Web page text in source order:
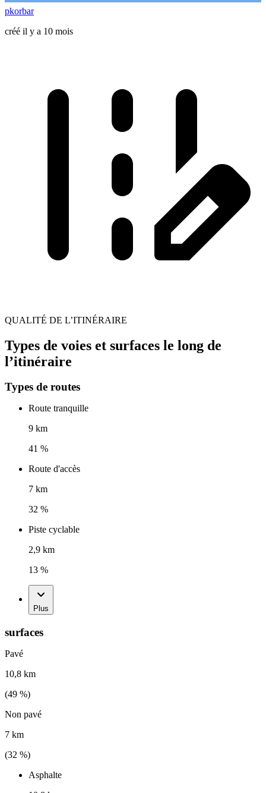
pkorbar
créé il y a 10 mois
QUALITÉ DE L’ITINÉRAIRE
Types de voies et surfaces le long de
l’itinéraire
Types de routes
Route tranquille
9 km
41 %
Route d'accès
7 km
32 %
Piste cyclable
2,9 km
13 %
Plus
surfaces
Pavé
10,8 km
(49 %)
Non pavé
7 km
(32 %)
Asphalte